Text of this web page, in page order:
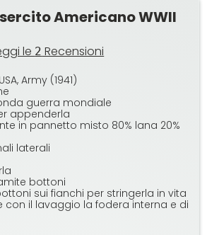
Americano WWII
le 2 Recensioni
Army (1941)
guerra mondiale
appenderla
in pannetto misto 80% lana 20%
laterali
bottoni
sui fianchi per stringerla in vita
con il lavaggio la fodera interna e di